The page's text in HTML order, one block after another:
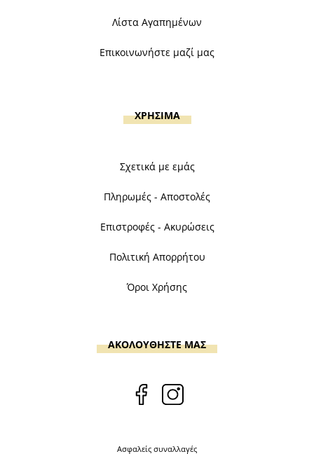
Λίστα Αγαπημένων
Επικοινωνήστε μαζί μας
ΧΡΗΣΙΜΑ
Σχετικά με εμάς
Πληρωμές - Αποστολές
Επιστροφές - Ακυρώσεις
Πολιτική Απορρήτου
Όροι Χρήσης
ΑΚΟΛΟΥΘΗΣΤΕ ΜΑΣ
Ασφαλείς συναλλαγές